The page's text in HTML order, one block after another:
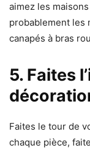
aimez les
probablement les
canapés à bras
5. Faites
Faites le tour de
chaque pièce,